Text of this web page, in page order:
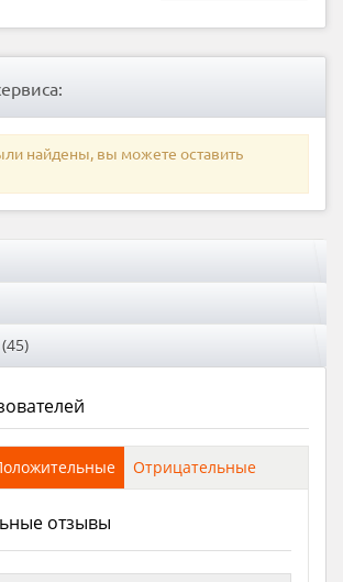
найдены, вы можете оставить
Отрицательные
отзывы